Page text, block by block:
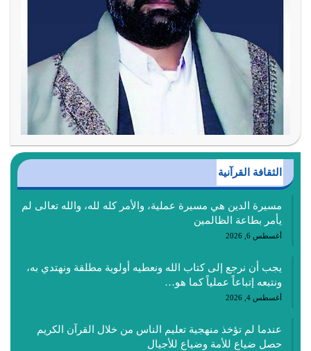
الثقافة القرآنية
مسيرة الدين هي مسيرة عملية، والأمر كله لله، والله تعالى لم
يأمر بطاعة الظالمين
أغسطس 6, 2026
يجب أن نرجع إلى كتاب الله ونعطيه أولوية مطلقة ونهتدي به،
ونتبعه إتباعاً عملياً كما هو…
أغسطس 4, 2026
عندما لم تؤخذ منهجية تعليم الناس من خلال القرآن الكريم
حصل ضياع للأمة وضياع للأجيال